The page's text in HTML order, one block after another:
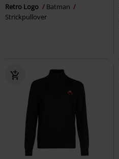
Retro Logo
Batman
Strickpullover